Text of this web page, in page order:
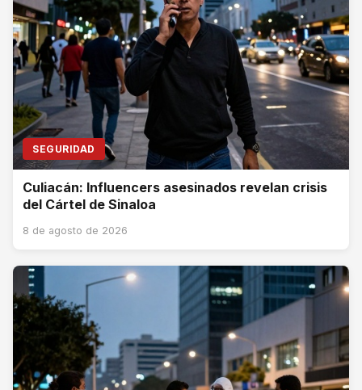
SEGURIDAD
Culiacán: Influencers asesinados revelan crisis
del Cártel de Sinaloa
8 de agosto de 2026